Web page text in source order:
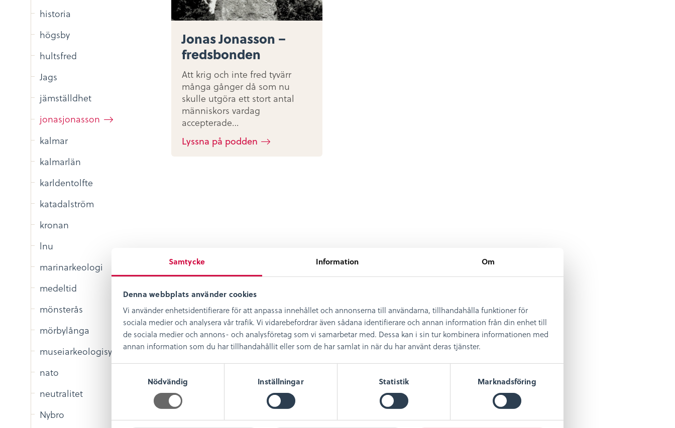
Samtycke Information Om
Denna webbplats använder cookies
Vi använder enhetsidentifierare för att anpassa innehållet och annonserna till användarna, tillhandahålla funktioner för
sociala medier och analysera vår trafik. Vi vidarebefordrar även sådana identifierare och annan information från din enhet till
de sociala medier och annons- och analysföretag som vi samarbetar med. Dessa kan i sin tur kombinera informationen med
annan information som du har tillhandahållit eller som de har samlat in när du har använt deras tjänster.
y
Nödvändig Inställningar Statistik Marknadsföring
historia
högsby
hultsfred
Jags
jämställdhet
jonasjonasson
kalmar
kalmarlän
karldentolfte
katadalström
kronan
lnu
marinarkeologi
medeltid
mönsterås
mörbylånga
museiarkeologisydost
nato
neutralitet
Nybro
Jonas Jonasson –
fredsbonden
Att krig och inte fred tyvärr
många gånger då som nu
skulle utgöra ett stort antal
människors vardag
accepterade…
Lyssna på podden